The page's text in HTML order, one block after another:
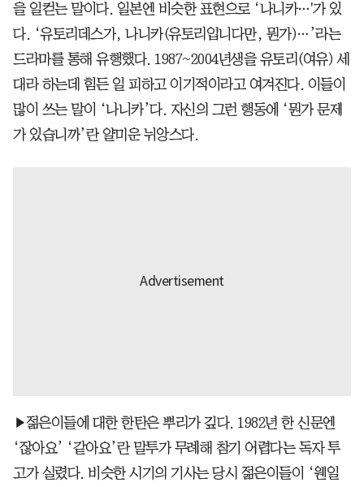
을 일컫는 말이다. 일본엔 비슷한 표현으로 ‘나니카…'가 있
다. ‘유토리데스가, 나니카(유토리입니다만, 뭔가)…’라는
드라마를 통해 유행했다. 1987~2004년생을 유토리(여유) 세
대라 하는데 힘든 일 피하고 이기적이라고 여겨진다. 이들이
많이 쓰는 말이 ‘나니카’다. 자신의 그런 행동에 ‘뭔가 문제
가 있습니까’란 얄미운 뉘앙스다.
▶젊은이들에 대한 한탄은 뿌리가 깊다. 1982년 한 신문엔
‘잖아요’ ‘같아요’란 말투가 무례해 참기 어렵다는 독자 투
고가 실렸다. 비슷한 시기의 기사는 당시 젊은이들이 ‘웬일